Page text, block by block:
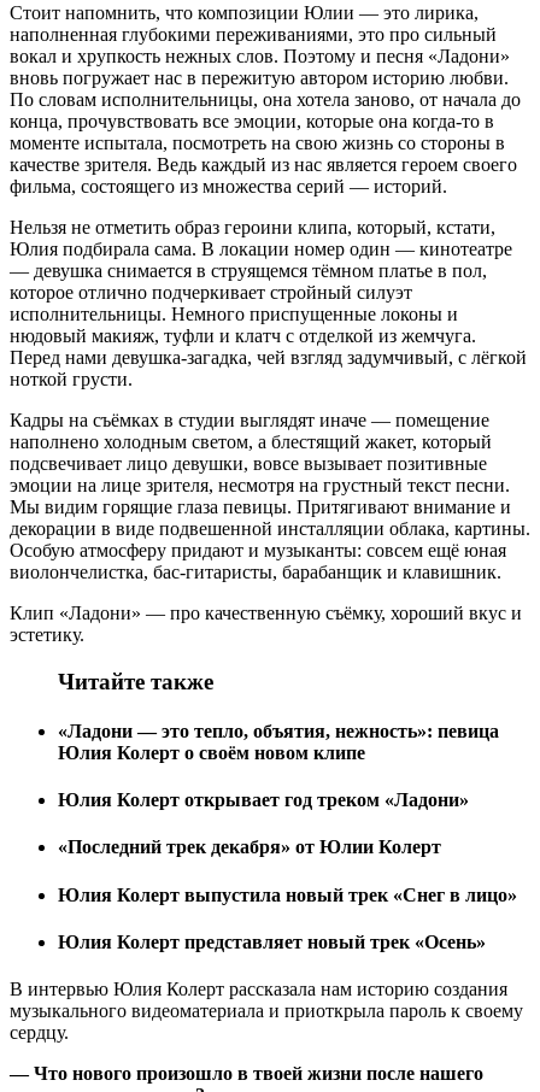
Стоит напомнить, что композиции Юлии — это лирика,
наполненная глубокими переживаниями, это про сильный
вокал и хрупкость нежных слов. Поэтому и песня «Ладони»
вновь погружает нас в пережитую автором историю любви.
По словам исполнительницы, она хотела заново, от начала до
конца, прочувствовать все эмоции, которые она когда-то в
моменте испытала, посмотреть на свою жизнь со стороны в
качестве зрителя. Ведь каждый из нас является героем своего
фильма, состоящего из множества серий — историй.
Нельзя не отметить образ героини клипа, который, кстати,
Юлия подбирала сама. В локации номер один — кинотеатре
— девушка снимается в струящемся тёмном платье в пол,
которое отлично подчеркивает стройный силуэт
исполнительницы. Немного приспущенные локоны и
нюдовый макияж, туфли и клатч с отделкой из жемчуга.
Перед нами девушка-загадка, чей взгляд задумчивый, с лёгкой
ноткой грусти.
Кадры на съёмках в студии выглядят иначе — помещение
наполнено холодным светом, а блестящий жакет, который
подсвечивает лицо девушки, вовсе вызывает позитивные
эмоции на лице зрителя, несмотря на грустный текст песни.
Мы видим горящие глаза певицы. Притягивают внимание и
декорации в виде подвешенной инсталляции облака, картины.
Особую атмосферу придают и музыканты: совсем ещё юная
виолончелистка, бас-гитаристы, барабанщик и клавишник.
Клип «Ладони» — про качественную съёмку, хороший вкус и
эстетику.
Читайте также
«Ладони — это тепло, объятия, нежность»: певица
Юлия Колерт о своём новом клипе
Юлия Колерт открывает год треком «Ладони»
«Последний трек декабря» от Юлии Колерт
Юлия Колерт выпустила новый трек «Снег в лицо»
Юлия Колерт представляет новый трек «Осень»
В интервью Юлия Колерт рассказала нам историю создания
музыкального видеоматериала и приоткрыла пароль к своему
сердцу.
— Что нового произошло в твоей жизни после нашего